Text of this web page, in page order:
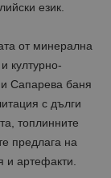
език.
от минерална
културно-
и Сапарева баня
с дълги
, топлинните
предлага на
и артефакти.